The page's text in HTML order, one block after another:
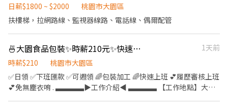
號 🔹【觀音區】 觀音大觀店 - 桃園市觀音區大觀路二段257之1號1
樓 - ▸加入快速回覆📞：https://lin.ee/bWWeLDF ▸ 朱專員：
區環東路 (4'F) ( 後面有寫缺長派才有缺，沒標註的都是無缺額 ) - ((
個月排休 8 ~ 10 天，單位報到當天由主管分配 - 【 工作時間 】 早班
08 : 00 - 17 : 00 排休 $ 210 周休 $ 200 晚班 18 : 00 - 03 : 00 排休 $
240 周休 $ 230 ( 假日班固定上六日 ) - ♦️ 用餐：免費供餐 ♦️ 冰箱、
————— ◀ ⭐ 點選立即應徵或線上詢問此職缺 ⭐ 也可以加賴官方詢
問 ⭐ 官方帳號 : https://lin.ee/jVYoe5J ★ 加入後請幫我留姓名 / 電
話 / 截圖職缺文 ★
日薪$1800 ~ $2000
桃園市大園區
扶樓梯，拉網路線、監視器線路、電話線、偶爾配管
🍜大園食品包裝✨時薪210元✨快速安排上班
1天前
時薪$210
桃園市大園區
✅日領 ✅下班匯款 ✅可週領 🌈包裝加工 🌈快速上班 💕履歷審核上班
💕免無塵衣唷 . ▃▃▃▃▶︎工作介紹◀︎ ▃▃▃▃ 【工作地點】大園